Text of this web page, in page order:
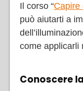
Il corso “Capire
può aiutarti a
come applicarli
Conoscere